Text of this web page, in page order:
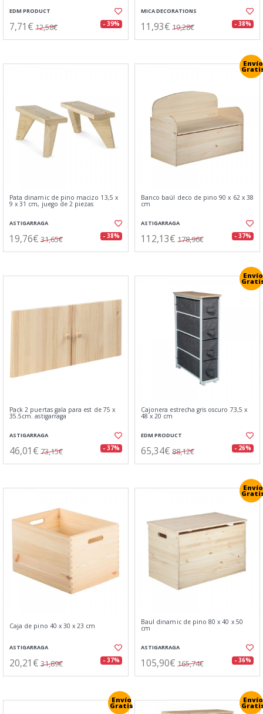
EDM PRODUCT
7,71€ 12,58€ - 39%
MICA DECORATIONS
11,93€ 19,28€ - 38%
Pata dinamic de pino macizo 13,5 x
9 x 31 cm, juego de 2 piezas
ASTIGARRAGA
19,76€ 31,65€ - 38%
Envío
Banco baúl deco de pino 90 x 62 x 38
cm
ASTIGARRAGA
112,13€ 178,96€ - 37%
Pack 2 puertas gala para est de 75 x
35.5cm. astigarraga
ASTIGARRAGA
46,01€ 73,15€ - 37%
Envío
Cajonera estrecha gris oscuro 73,5 x
48 x 20 cm
EDM PRODUCT
65,34€ 88,12€ - 26%
Caja de pino 40 x 30 x 23 cm
ASTIGARRAGA
20,21€ 31,89€ - 37%
Envío
Baul dinamic de pino 80 x 40 x 50
cm
ASTIGARRAGA
105,90€ 165,74€ - 36%
Envío
Gratis
Envío